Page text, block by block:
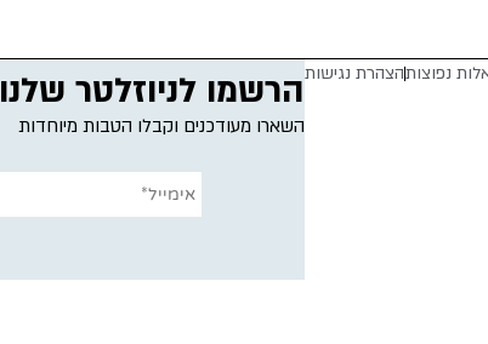
נפוצותהצהרת נגישותהרשמו לניוזלטר שלנו
השארו מעודכנים וקבלו הטבות מיוחדות